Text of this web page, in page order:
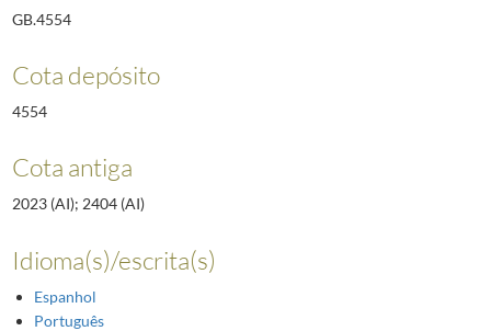
GB.4554
Cota depósito
4554
Cota antiga
2023 (AI); 2404 (AI)
Idioma(s)/escrita(s)
Espanhol
Português